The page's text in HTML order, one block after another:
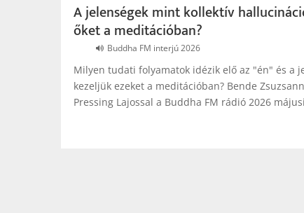
A jelenségek mint kollektív
őket a meditációban?
Buddha FM interjú 2026
Milyen tudati folyamatok idézik elő az "én" és a
kezeljük ezeket a meditációban? Bende
Pressing Lajossal a Buddha FM rádió 2026